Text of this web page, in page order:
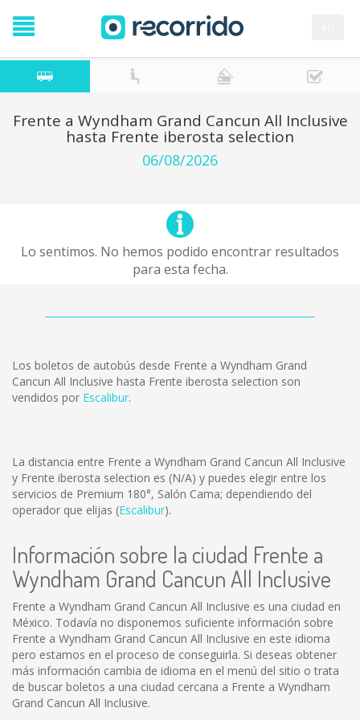
Frente a Wyndham Grand Cancun All Inclusive
hasta Frente iberosta selection
06/08/2026
Lo sentimos. No hemos podido encontrar resultados
para esta fecha.
Los boletos de autobús desde Frente a Wyndham Grand
Cancun All Inclusive hasta Frente iberosta selection son
vendidos por Escalibur.
La distancia entre Frente a Wyndham Grand Cancun All Inclusive
y Frente iberosta selection es (N/A) y puedes elegir entre los
servicios de Premium 180°, Salón Cama; dependiendo del
operador que elijas (Escalibur).
Información sobre la ciudad Frente a
Wyndham Grand Cancun All Inclusive
Frente a Wyndham Grand Cancun All Inclusive es una ciudad en
México. Todavía no disponemos suficiente información sobre
Frente a Wyndham Grand Cancun All Inclusive en este idioma
pero estamos en el proceso de conseguirla. Si deseas obtener
más información cambia de idioma en el menú del sitio o trata
de buscar boletos a una ciudad cercana a Frente a Wyndham
Grand Cancun All Inclusive.